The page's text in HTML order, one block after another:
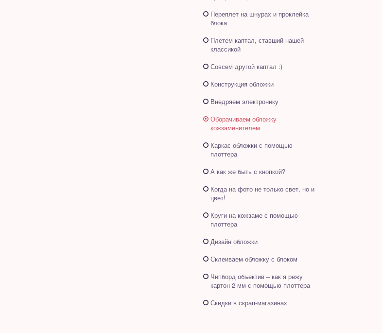
Переплет на шнурах и проклейка
блока
Плетем каптал, ставший нашей
классикой
Совсем другой каптал :)
Конструкция обложки
Внедряем электронику
Оборачиваем обложку
кожзаменителем
Каркас обложки с помощью
плоттера
А как же быть с кнопкой?
Когда на фото не только свет, но и
цвет!
Круги на кожзаме с помощью
плоттера
Дизайн обложки
Склеиваем обложку с блоком
Чипборд объектив – как я режу
картон 2 мм с помощью плоттера
Скидки в скрап-магазинах